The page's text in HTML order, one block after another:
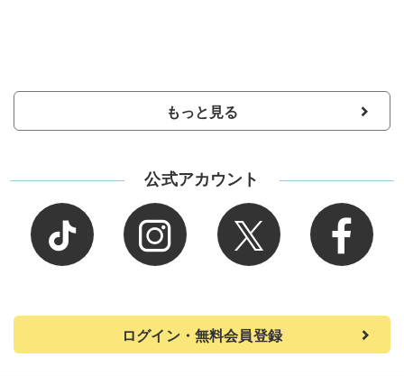
もっと見る
公式アカウント
ログイン・無料会員登録